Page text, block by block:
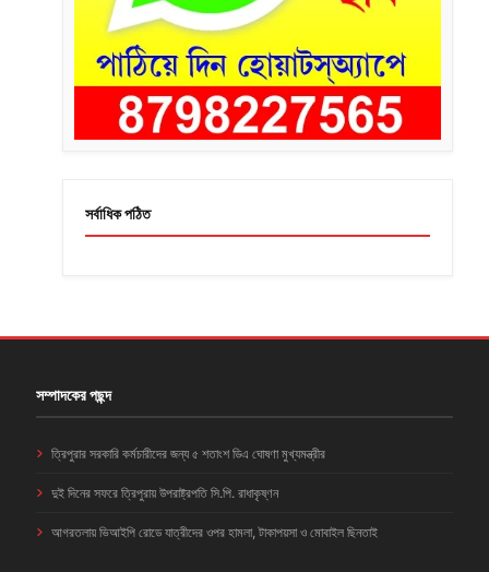
সর্বাধিক পঠিত
সম্পাদকের পছন্দ
ত্রিপুরার সরকারি কর্মচারীদের জন্য ৫ শতাংশ ডিএ ঘোষণা মুখ্যমন্ত্রীর
দুই দিনের সফরে ত্রিপুরায় উপরাষ্ট্রপতি সি.পি. রাধাকৃষ্ণন
আগরতলায় ভিআইপি রোডে যাত্রীদের ওপর হামলা, টাকাপয়সা ও মোবাইল ছিনতাই